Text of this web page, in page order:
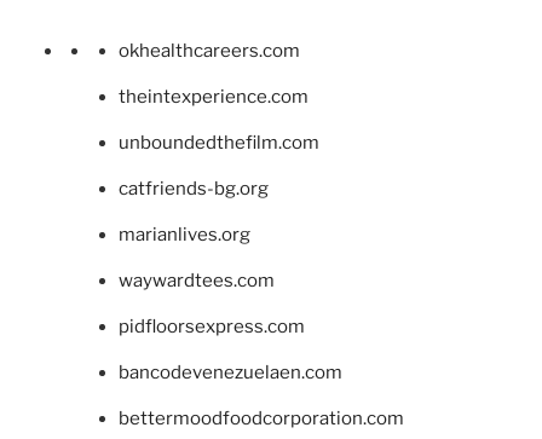
okhealthcareers.com
theintexperience.com
unboundedthefilm.com
catfriends-bg.org
marianlives.org
waywardtees.com
pidfloorsexpress.com
bancodevenezuelaen.com
bettermoodfoodcorporation.com